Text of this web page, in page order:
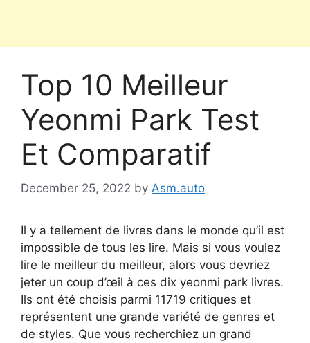
Top 10 Meilleur
Yeonmi Park Test
Et Comparatif
December 25, 2022 by Asm.auto
Il y a tellement de livres dans le monde qu’il est
impossible de tous les lire. Mais si vous voulez
lire le meilleur du meilleur, alors vous devriez
jeter un coup d’œil à ces dix yeonmi park livres.
Ils ont été choisis parmi 11719 critiques et
représentent une grande variété de genres et
de styles. Que vous recherchiez un grand